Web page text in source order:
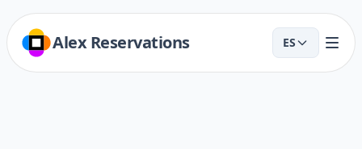
Alex Reservations ES